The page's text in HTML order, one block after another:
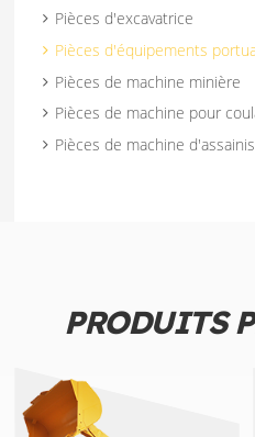
Pièces d'excavatrice
Pièces d'équipements
Pièces de machine minière
Pièces de machine pour
Pièces de machine
PRODUITS